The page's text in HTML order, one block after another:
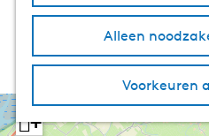
Alleen
Voorkeuren
e
a
+